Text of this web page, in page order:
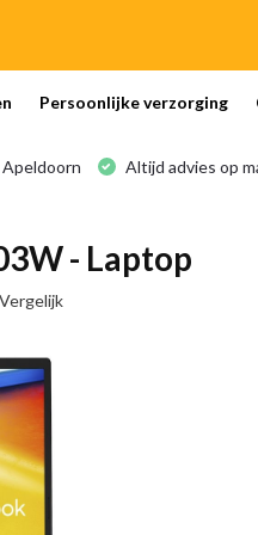
Persoonlijke verzorging
Altijd advies op
- Laptop
Vergelijk